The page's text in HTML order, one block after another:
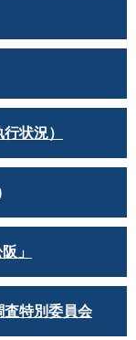
状況）
」
査特別委員会